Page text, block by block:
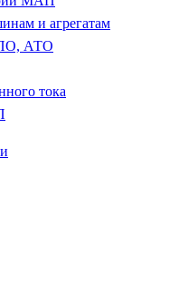
и агрегатам
АТО
тока